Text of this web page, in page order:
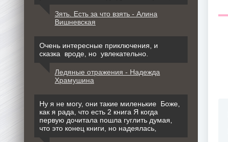
Зять. Есть за что взять - Алина
Вишневская
Очень интересные приключения, и
сказка вроде, но увлекательно.
Ледяные отражения - Надежда
Храмушина
Ну я не могу, они такие миленькие Боже,
как я рада, что есть 2 книга Я когда
первую дочитала пошла гуглить думая,
что это конец книги, но надеялась,